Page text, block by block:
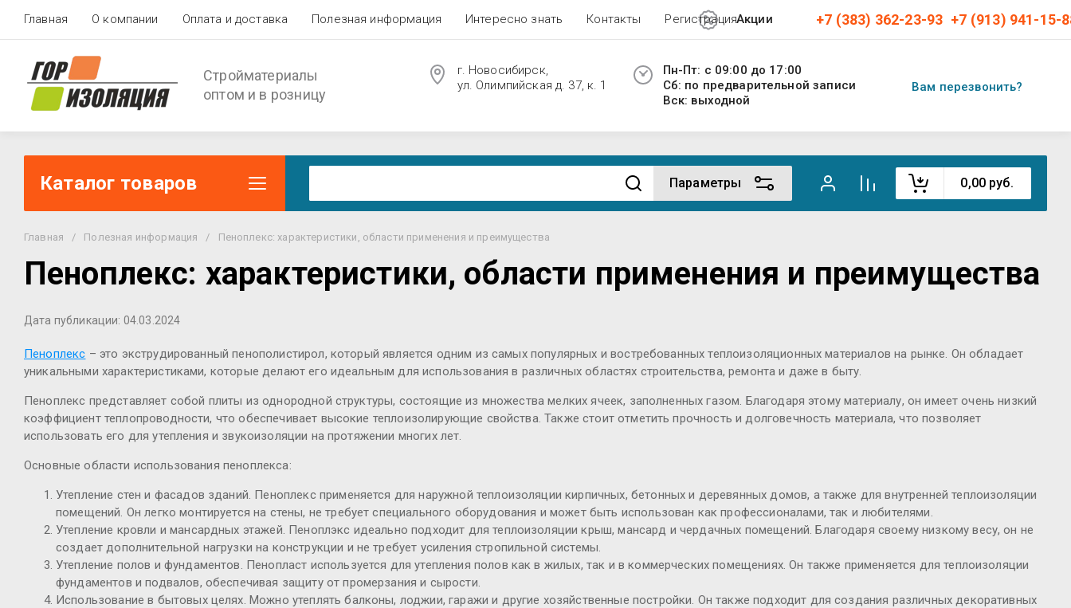
Главная О компании Оплата и доставка Полезная информация Интересно знать Контакты РегистрацияАкции +7 (383) 362-23-93 +7 (913) 941-15-
Стройматериалы
оптом и в розницу
г. Новосибирск,
ул. Олимпийская д. 37, к. 1
Пн-Пт: с 09:00 до 17:00
Сб: по предварительной записи
Вск: выходной
Вам перезвонить?
Каталог товаров Параметры 0,00 руб.
Главная / Полезная информация / Пеноплекс: характеристики, области применения и преимущества
Пеноплекс: характеристики, области применения и преимущества
Дата публикации: 04.03.2024
Пеноплекс – это экструдированный пенополистирол, который является одним из самых популярных и востребованных теплоизоляционных материалов на рынке. Он обладает
уникальными характеристиками, которые делают его идеальным для использования в различных областях строительства, ремонта и даже в быту.
Пеноплекс представляет собой плиты из однородной структуры, состоящие из множества мелких ячеек, заполненных газом. Благодаря этому материалу, он имеет очень низкий
коэффициент теплопроводности, что обеспечивает высокие теплоизолирующие свойства. Также стоит отметить прочность и долговечность материала, что позволяет
использовать его для утепления и звукоизоляции на протяжении многих лет.
Основные области использования пеноплекса:
Утепление стен и фасадов зданий. Пеноплекс применяется для наружной теплоизоляции кирпичных, бетонных и деревянных домов, а также для внутренней теплоизоляции
помещений. Он легко монтируется на стены, не требует специального оборудования и может быть использован как профессионалами, так и любителями.
Утепление кровли и мансардных этажей. Пеноплэкс идеально подходит для теплоизоляции крыш, мансард и чердачных помещений. Благодаря своему низкому весу, он не
создает дополнительной нагрузки на конструкции и не требует усиления стропильной системы.
Утепление полов и фундаментов. Пенопласт используется для утепления полов как в жилых, так и в коммерческих помещениях. Он также применяется для теплоизоляции
фундаментов и подвалов, обеспечивая защиту от промерзания и сырости.
Использование в бытовых целях. Можно утеплять балконы, лоджии, гаражи и другие хозяйственные постройки. Он также подходит для создания различных декоративных